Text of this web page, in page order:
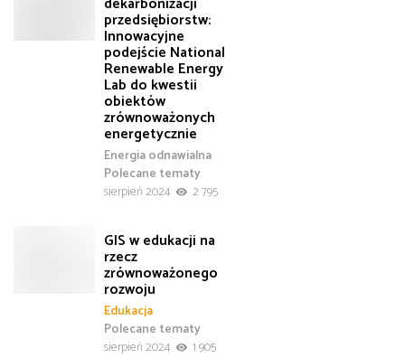
przedsiębiorstw:
Innowacyjne
podejście National
Renewable Energy
Lab do kwestii
obiektów
zrównoważonych
energetycznie
Energia odnawialna
Polecane tematy
sierpień 2024
2 795
GIS w edukacji na
rzecz
zrównoważonego
rozwoju
Edukacja
Polecane tematy
sierpień 2024
1 905